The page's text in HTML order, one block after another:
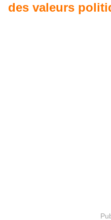
des valeurs